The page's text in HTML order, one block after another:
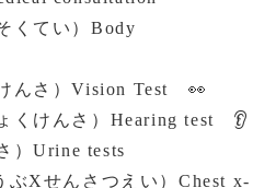
くてい） Body
んさ）Vision Test
👀
くけんさ） Hearing test
👂
）Urine tests
ぶXせんさつえい）Chest x-